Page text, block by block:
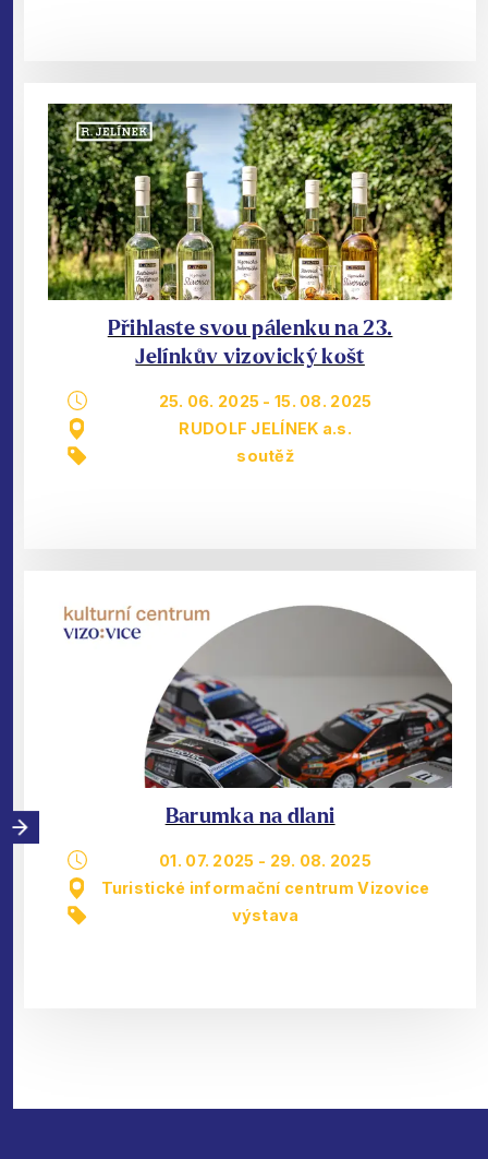
Přihlaste svou pálenku na 23.
Jelínkův vizovický košt
25. 06. 2025 -15. 08. 2025
RUDOLF JELÍNEK a.s.
soutěž
Barumka na dlani
01. 07. 2025 - 29. 08. 2025
Turistické informační centrum Vizovice
výstava